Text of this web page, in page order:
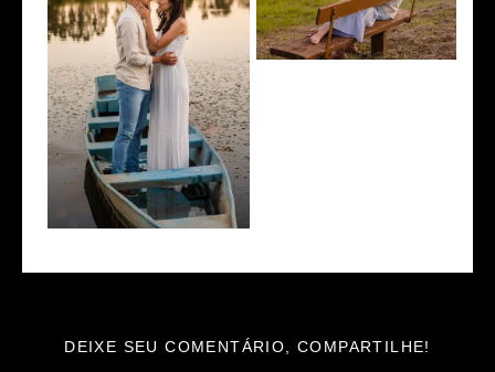
DEIXE SEU COMENTÁRIO, COMPARTILHE!